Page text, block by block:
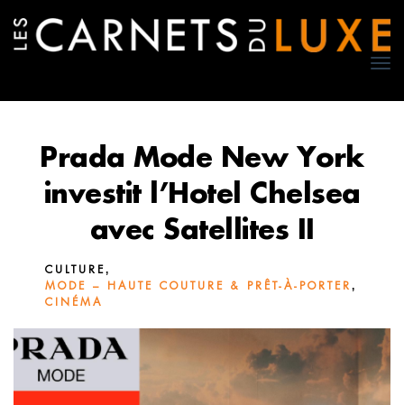
Prada Mode New York
investit l’Hotel Chelsea
avec Satellites II
CULTURE,
MODE – HAUTE COUTURE & PRÊT-À-PORTER ,
CINÉMA